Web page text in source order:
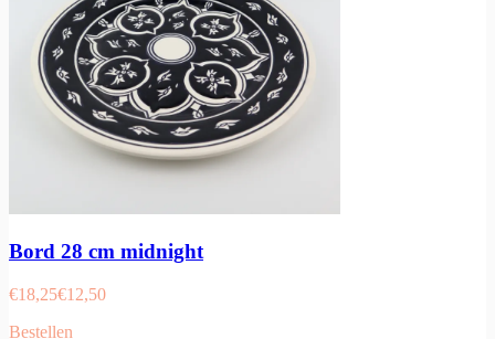
Bord 28 cm midnight
€18,25€12,50
Bestellen